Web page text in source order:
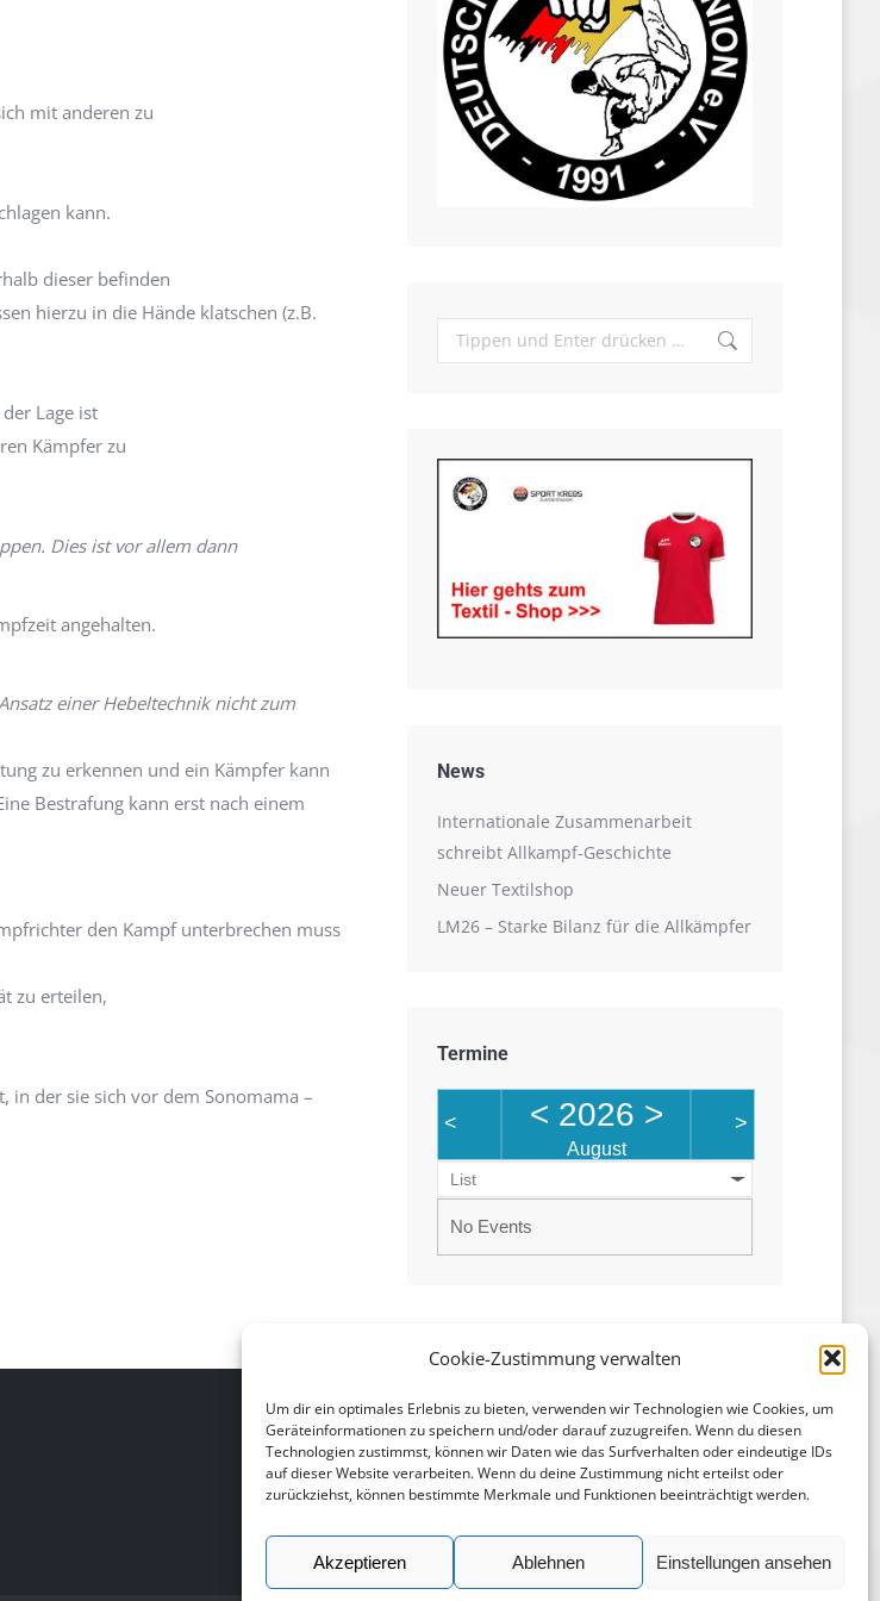
Cookie-Zustimmung verwalten
Um dir ein optimales Erlebnis zu bieten, verwenden wir Technologien wie Cookies, um
Geräteinformationen zu speichern und/oder darauf zuzugreifen. Wenn du diesen
Technologien zustimmst, können wir Daten wie das Surfverhalten oder eindeutige IDs
auf dieser Website verarbeiten. Wenn du deine Zustimmung nicht erteilst oder
zurückziehst, können bestimmte Merkmale und Funktionen beeinträchtigt werden.
Akzeptieren Ablehnen Einstellungen ansehen
mit anderen zu
kann.
dieser befinden
hierzu in die Hände klatschen (z.B.
Lage ist
Kämpfer zu
Dies ist vor allem dann
angehalten.
einer Hebeltechnik nicht zum
zu erkennen und ein Kämpfer kann
Bestrafung kann erst nach einem
den Kampf unterbrechen muss
zu erteilen,
in der sie sich vor dem Sonomama –
Search:
News
Internationale Zusammenarbeit
schreibt Allkampf-Geschichte
Neuer Textilshop
LM26 – Starke Bilanz für die Allkämpfer
Termine
< < 2026 >
August
>
List
No Events
Rechtliches
Impressum